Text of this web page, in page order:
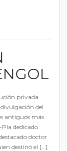
privada
del
antiguos más
dedicado
doctor
destinó el […]